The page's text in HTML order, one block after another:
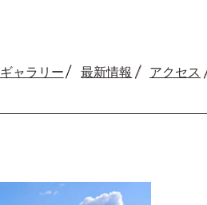
ギャラリー 最新情報 アクセス